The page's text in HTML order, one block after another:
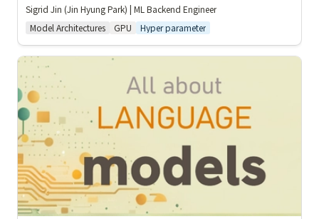
Sigrid Jin (Jin Hyung Park) | ML Backend Engineer
Model Architectures
GPU Hyper parameter